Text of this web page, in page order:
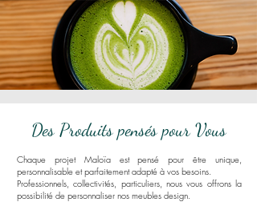
Des Produits pensés pour Vous
Chaque projet Maloïa est pensé pour être unique,
personnalisable et parfaitement adapté à vos besoins.
Professionnels, collectivités, particuliers, nous vous offrons la
possibilité de personnaliser nos meubles design.